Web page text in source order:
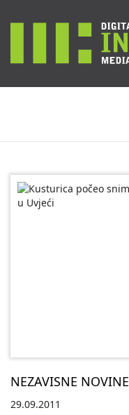
NEZAVISNE NOVINE
29.09.2011